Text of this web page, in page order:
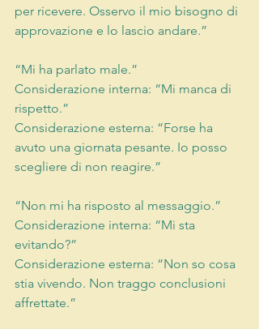
per ricevere. Osservo il mio bisogno di
approvazione e lo lascio andare.”
“Mi ha parlato male.”
Considerazione interna: “Mi manca di
rispetto.”
Considerazione esterna: “Forse ha
avuto una giornata pesante. Io posso
scegliere di non reagire.”
“Non mi ha risposto al messaggio.”
Considerazione interna: “Mi sta
evitando?”
Considerazione esterna: “Non so cosa
stia vivendo. Non traggo conclusioni
affrettate.”